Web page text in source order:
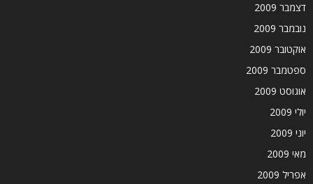
דצמבר 2009
נובמבר 2009
אוקטובר 2009
ספטמבר 2009
אוגוסט 2009
יולי 2009
יוני 2009
מאי 2009
אפריל 2009